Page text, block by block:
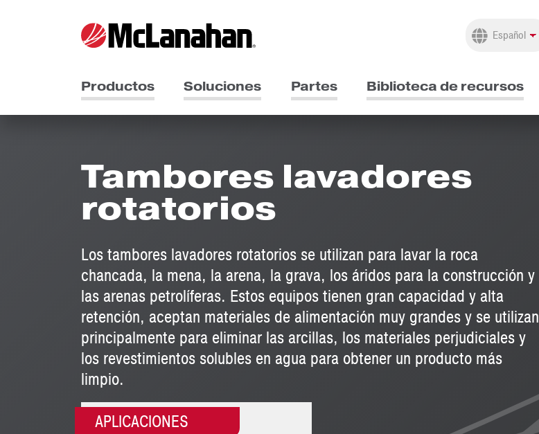
Productos Soluciones Partes Biblioteca de recursos
Tambores lavadores
rotatorios
Los tambores lavadores rotatorios se utilizan para lavar la roca
chancada, la mena, la arena, la grava, los áridos para la construcción y
las arenas petrolíferas. Estos equipos tienen gran capacidad y alta
retención, aceptan materiales de alimentación muy grandes y se utilizan
principalmente para eliminar las arcillas, los materiales perjudiciales y
los revestimientos solubles en agua para obtener un producto más
limpio.
APLICACIONES